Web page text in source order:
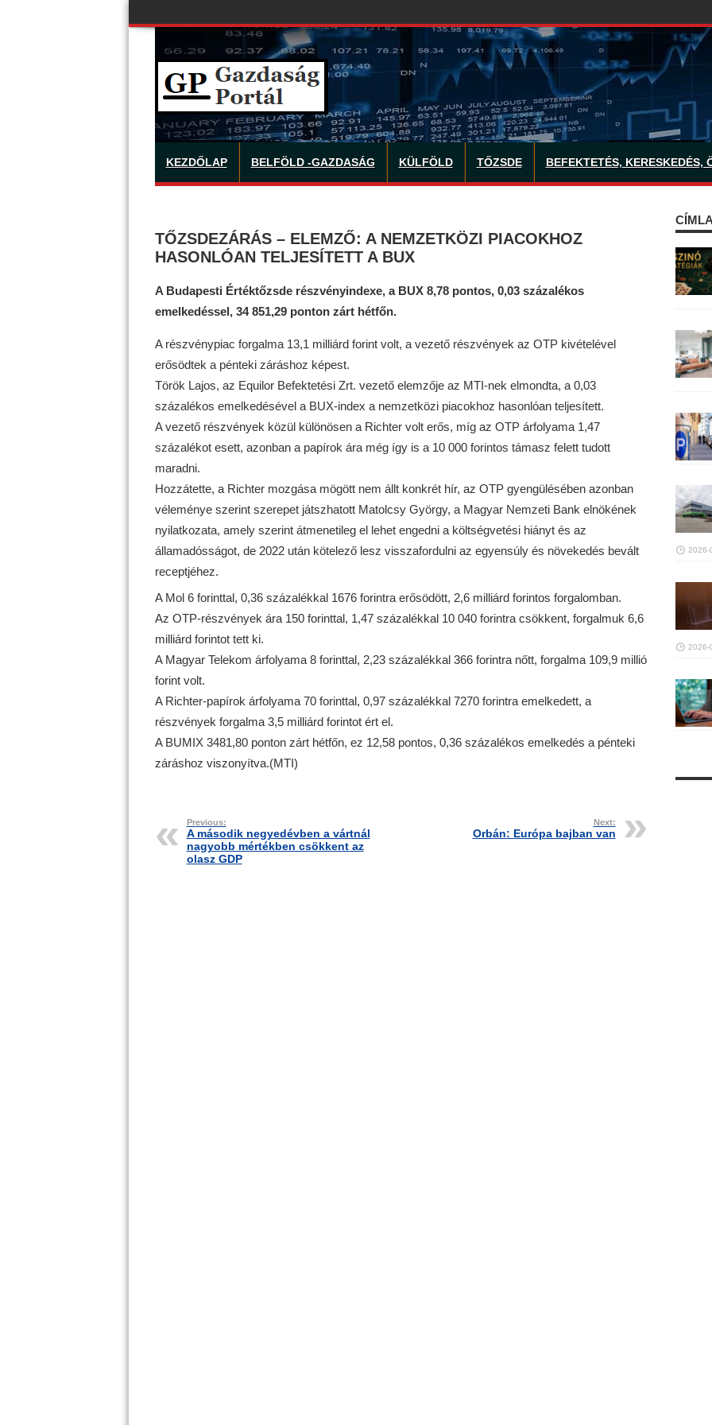
KEZDŐLAP BELFÖLD -GAZDASÁG KÜLFÖLD TŐZSDE BEFEKTETÉS, KERESKEDÉS,
TŐZSDEZÁRÁS – ELEMZŐ: A NEMZETKÖZI PIACOKHOZ
HASONLÓAN TELJESÍTETT A BUX
A Budapesti Értéktőzsde részvényindexe, a BUX 8,78 pontos, 0,03 százalékos
emelkedéssel, 34 851,29 ponton zárt hétfőn.
A részvénypiac forgalma 13,1 milliárd forint volt, a vezető részvények az OTP kivételével
erősödtek a pénteki záráshoz képest.
Török Lajos, az Equilor Befektetési Zrt. vezető elemzője az MTI-nek elmondta, a 0,03
százalékos emelkedésével a BUX-index a nemzetközi piacokhoz hasonlóan teljesített.
A vezető részvények közül különösen a Richter volt erős, míg az OTP árfolyama 1,47
százalékot esett, azonban a papírok ára még így is a 10 000 forintos támasz felett tudott
maradni.
Hozzátette, a Richter mozgása mögött nem állt konkrét hír, az OTP gyengülésében azonban
véleménye szerint szerepet játszhatott Matolcsy György, a Magyar Nemzeti Bank elnökének
nyilatkozata, amely szerint átmenetileg el lehet engedni a költségvetési hiányt és az
államadósságot, de 2022 után kötelező lesz visszafordulni az egyensúly és növekedés bevált
receptjéhez.
A Mol 6 forinttal, 0,36 százalékkal 1676 forintra erősödött, 2,6 milliárd forintos forgalomban.
Az OTP-részvények ára 150 forinttal, 1,47 százalékkal 10 040 forintra csökkent, forgalmuk 6,6
milliárd forintot tett ki.
A Magyar Telekom árfolyama 8 forinttal, 2,23 százalékkal 366 forintra nőtt, forgalma 109,9 millió
forint volt.
A Richter-papírok árfolyama 70 forinttal, 0,97 százalékkal 7270 forintra emelkedett, a
részvények forgalma 3,5 milliárd forintot ért el.
A BUMIX 3481,80 ponton zárt hétfőn, ez 12,58 pontos, 0,36 százalékos emelkedés a pénteki
záráshoz viszonyítva.(MTI)
Previous:
A második negyedévben a vártnál
nagyobb mértékben csökkent az
olasz GDP
Next:
Orbán: Európa bajban van
2026-
2026-